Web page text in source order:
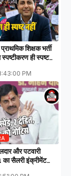
शिक्षक भर्ती
ही स्पष्ट
PM
और पटवारी
सैलरी इंक्रीमेंट